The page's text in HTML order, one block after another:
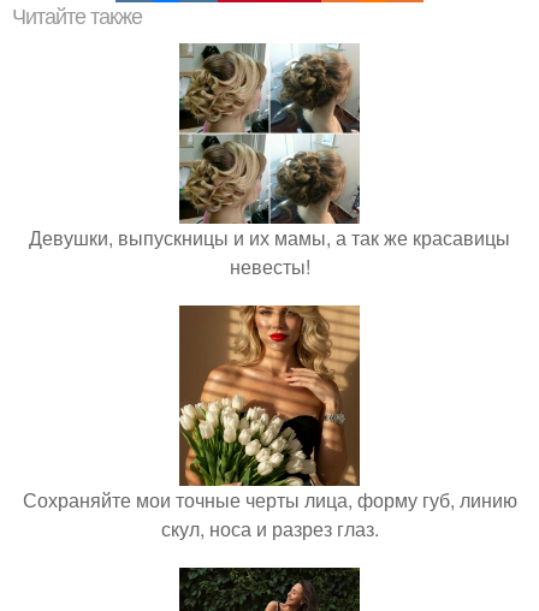
Читайте также
Девушки, выпускницы и их мамы, а так же красавицы
невесты!
Сохраняйте мои точные черты лица, форму губ, линию
скул, носа и разрез глаз.